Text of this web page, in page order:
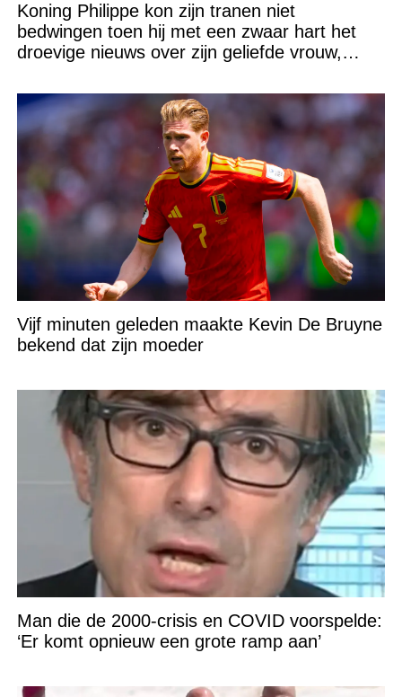
Koning Philippe kon zijn tranen niet
bedwingen toen hij met een zwaar hart het
droevige nieuws over zijn geliefde vrouw,
Vijf minuten geleden maakte Kevin De Bruyne
bekend dat zijn moeder
Man die de 2000-crisis en COVID voorspelde:
‘Er komt opnieuw een grote ramp aan’